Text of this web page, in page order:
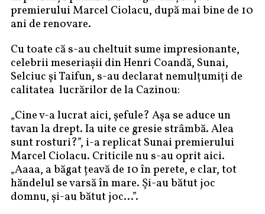
premierului Marcel Ciolacu, după mai bine de 10
ani de renovare.
Cu toate că s-au cheltuit sume impresionante,
celebrii meseriașii din Henri Coandă, Sunai,
Selciuc și Taifun, s-au declarat nemulțumiți de
calitatea lucrărilor de la Cazinou:
„Cine v-a lucrat aici, șefule? Așa se aduce un
tavan la drept. Ia uite ce gresie strâmbă. Alea
sunt rosturi?”, i-a replicat Sunai premierului
Marcel Ciolacu. Criticile nu s-au oprit aici.
„Aaaa, a băgat țeavă de 10 în perete, e clar, tot
hăndelul se varsă în mare. Și-au bătut joc
domnu, și-au bătut joc…”.